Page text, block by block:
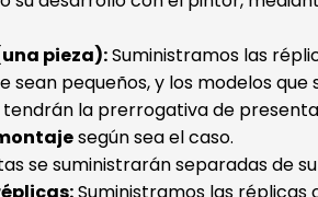
pieza):Suministramos las
sean pequeños, y los modelos que
tendrán la prerrogativa de
según sea el caso.
se suministrarán separadas de